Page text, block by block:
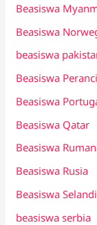
Beasiswa
Beasiswa
beasiswa
Beasiswa
Beasiswa
Beasiswa Qatar
Beasiswa
Beasiswa Rusia
Beasiswa
beasiswa serbia